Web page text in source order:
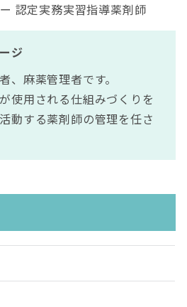
認定実務実習指導薬剤師
ジ
、麻薬管理者です。
使用される仕組みづくりを
動する薬剤師の管理を任さ